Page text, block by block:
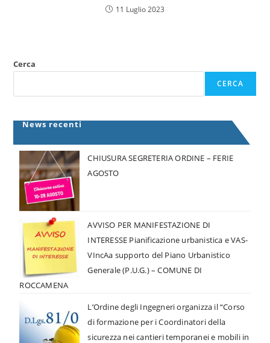
11 Luglio 2023
Cerca
CERCA
News recenti
CHIUSURA SEGRETERIA ORDINE – FERIE
AGOSTO
AVVISO PER MANIFESTAZIONE DI
INTERESSE Pianificazione urbanistica e VAS-
VIncAa supporto del Piano Urbanistico
Generale (P.U.G.) – COMUNE DI
ROCCAMENA
L’Ordine degli Ingegneri organizza il “Corso
di formazione per i Coordinatori della
sicurezza nei cantieri temporanei e mobili in